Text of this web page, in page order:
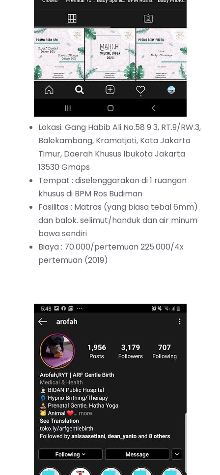
Lokasi: Gang Habib Ali No.58 9 3, RT.9/RW.3,
Balekambang, Kramatjati, Kota Jakarta
Timur, Daerah Khusus Ibukota Jakarta
13530 Gmaps
Tempat : diselenggarakan di 1 ruangan
khusus di BPM Ros Budiman
Fasilitas : Matras (yang biasa tebal 6mm)
dan balok. selimut/handuk dan air minum
bawa sendiri
Biaya : 70.000/pertemuan 225.000/4x
pertemuan (2019)